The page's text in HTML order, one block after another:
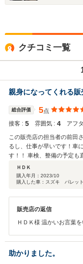
クチコミ一覧
親身になってくれる販
総合評価 5点
接客 : 5 雰囲気 : 4 アフ
この販売店の担当者の前田
るし、仕事が早いです！車
す！！ 車検、整備の予定も
購入は３台購入してますが
ライフを楽しんでます！
ＨＤＫ
購入年月： 2023/10
購入した車：スズキ パレッ
販売店の返信
ＨＤＫ様 温かいお言葉
乗れる車を選び、お勧
一人ひとりのカーライフ
るよう、今後も全力で
助かりました。